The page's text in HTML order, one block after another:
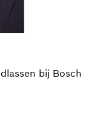
bij Bosch